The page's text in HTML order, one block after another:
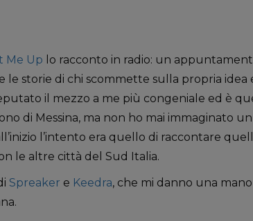
Me Up lo racconto in radio: un
storie di chi scommette sulla propria idea
il mezzo a me più congeniale ed è
di Messina, ma non ho mai immaginato
l’intento era quello di raccontare
le altre città del Sud Italia.
Spreaker e Keedra, che mi danno una